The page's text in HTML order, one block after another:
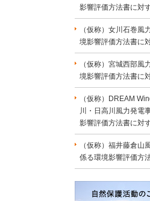
影響評価方法書に対
（仮称）女川石巻
境影響評価方法書に
（仮称）宮城西部
境影響評価方法書に
（仮称）DREAM
川・日高川風力発電
影響評価方法書に対
（仮称）福井藤倉山
係る環境影響評価方